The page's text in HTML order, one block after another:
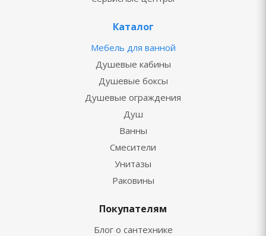
Каталог
Мебель для ванной
Душевые кабины
Душевые боксы
Душевые ограждения
Душ
Ванны
Смесители
Унитазы
Раковины
Покупателям
Блог о сантехнике